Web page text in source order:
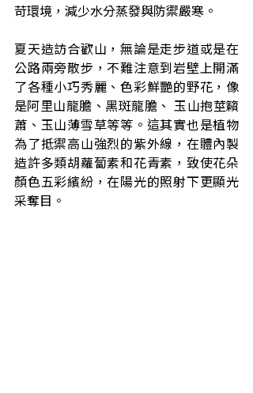
苛環境，減少水分蒸發與防禦嚴寒。
夏天造訪合歡山，無論是走步道或是在
公路兩旁散步，不難注意到岩壁上開滿
了各種小巧秀麗、色彩鮮艷的野花，像
是阿里山龍膽、黑斑龍膽、 玉山抱莖籟
蕭、玉山薄雪草等等。這其實也是植物
為了抵禦高山強烈的紫外線，在體內製
造許多類胡蘿蔔素和花青素，致使花朵
顏色五彩繽紛，在陽光的照射下更顯光
采奪目。